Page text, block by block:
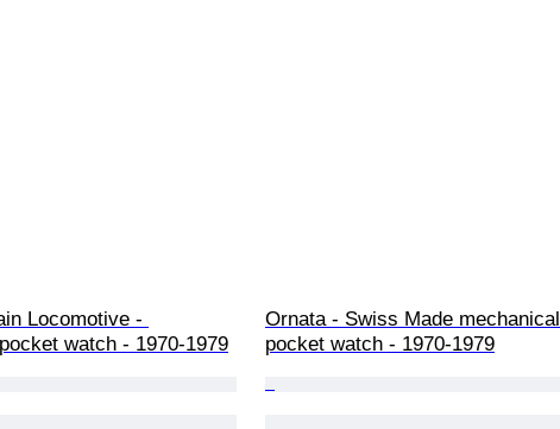
Locomotive -
watch - 1970-1979
Ornata - Swiss Made mechanical
pocket watch - 1970-1979